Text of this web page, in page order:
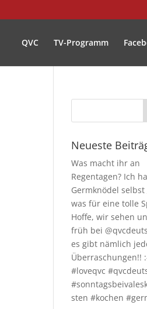
QVC TV-Programm
Neueste
Was macht ihr an
Regentagen? Ich
Germknödel selbst
was für eine tolle
Hoffe, wir sehen
früh bei
es gibt nämlich
Überraschungen!!
#loveqvc
sten #kochen